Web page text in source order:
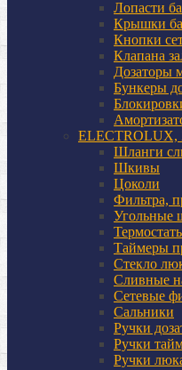
Лопасти
Крышки
Кнопки
Клапана
Дозаторы
Бункеры
ELECTROLUX,
Шланги
Шкивы
Цоколи
Фильтра,
Угольные
Таймеры
Стекло
Сливные
Сетевые
Сальники
Ручки
Ручки
Ручки